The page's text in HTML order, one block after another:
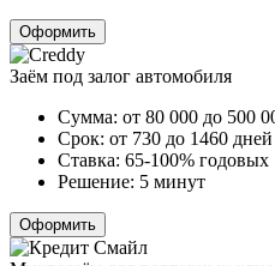
Оформить
Заём под залог автомобиля
Сумма: от 80 000 до 500
Срок: от 730 до 1460 дней
Ставка: 65-100% годовых
Решение: 5 минут
Оформить